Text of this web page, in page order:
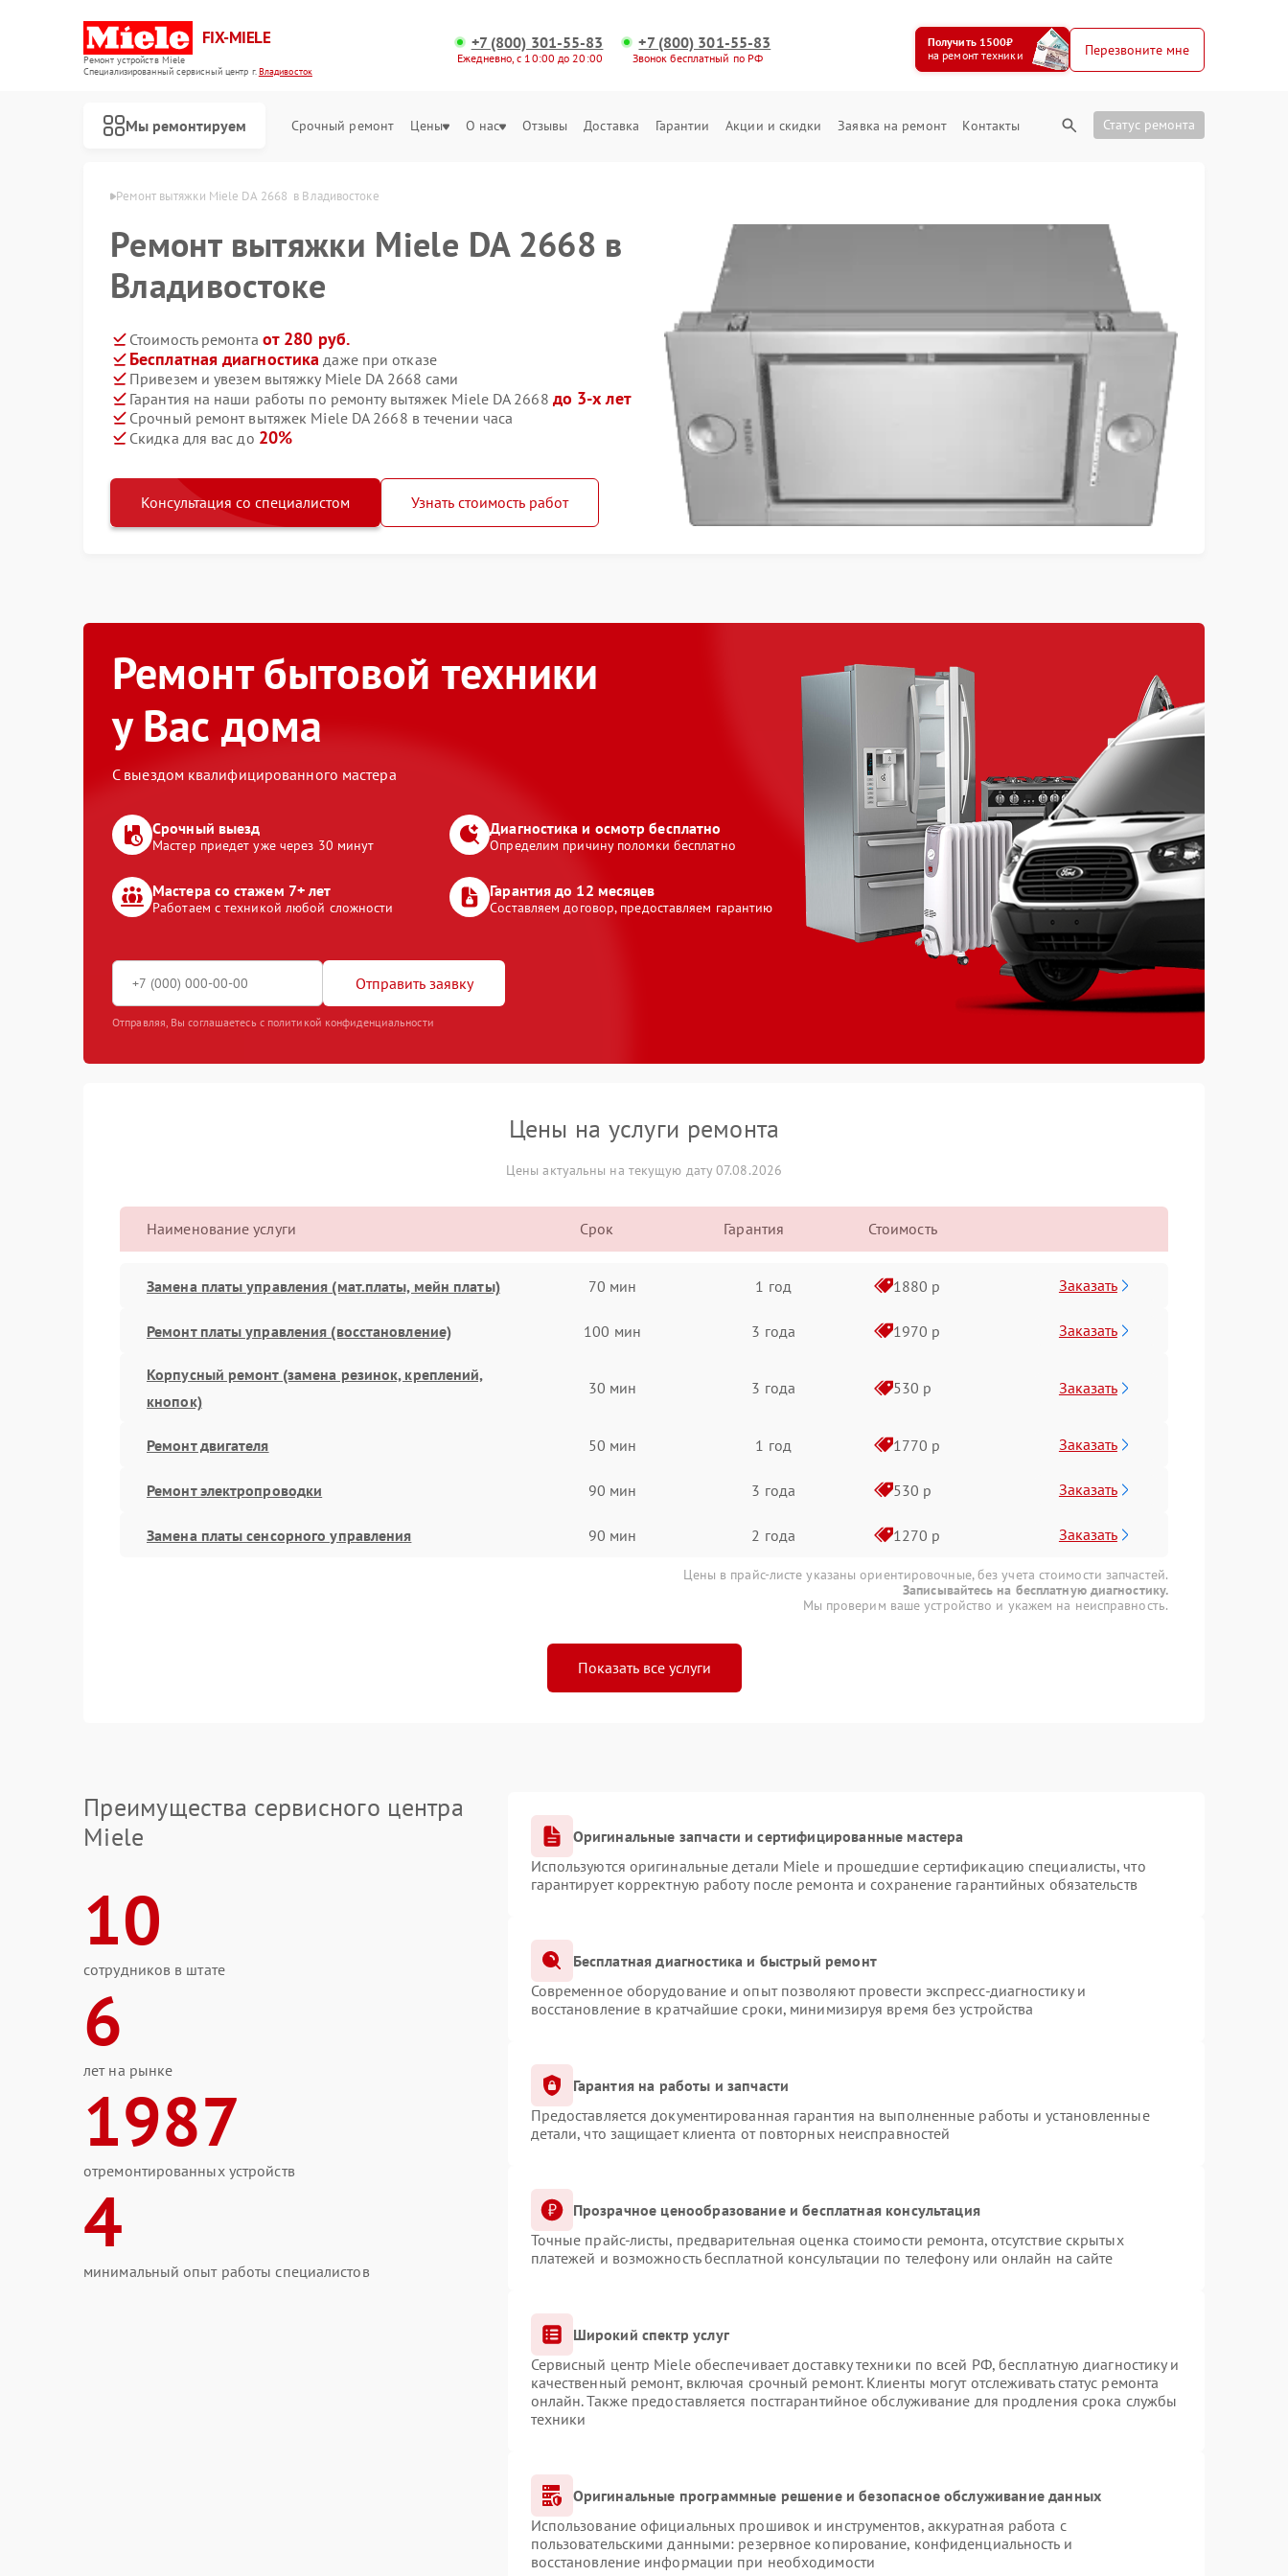
FIX-MIELE
Ремонт устройств Miele
Специализированный cервисный центр г.Владивосток
+7 (800) 301-55-83
Ежедневно, с 10:00 до 20:00
+7 (800) 301-55-83
Звонок бесплатный по РФ
Получить 1500₽
на ремонт техники
Перезвоните мне
Мы ремонтируем Срочный ремонт Цены О нас Отзывы Доставка Гарантии Акции и скидки Заявка на ремонт Контакты Статус ремонта
в Владивостоке Ремонт вытяжки Miele DA 2668  в Владивостоке
Ремонт вытяжки Miele DA 2668 в
Владивостоке
Стоимость ремонта от 280 руб.
Бесплатная диагностика даже при отказе
Привезем и увезем вытяжку Miele DA 2668 сами
Гарантия на наши работы по ремонту вытяжек Miele DA 2668 до 3-х лет
Срочный ремонт вытяжек Miele DA 2668 в течении часа
Скидка для вас до 20%
Консультация со специалистом Узнать стоимость работ
Ремонт бытовой техники
у Вас дома
С выездом квалифицированного мастера
Срочный выезд
Мастер приедет уже через 30 минут
Диагностика и осмотр бесплатно
Определим причину поломки бесплатно
Мастера со стажем 7+ лет
Работаем с техникой любой сложности
Гарантия до 12 месяцев
Составляем договор, предоставляем гарантию
Отправить заявку
Отправляя, Вы соглашаетесь с политикой конфиденциальности
Цены на услуги ремонта
Цены актуальны на текущую дату 07.08.2026
Наименование услуги Срок Гарантия Стоимость
Замена платы управления (мат.платы, мейн платы) 70 мин 1 год 1880 р Заказать
Ремонт платы управления (восстановление) 100 мин 3 года 1970 р Заказать
Корпусный ремонт (замена резинок, креплений,
кнопок)
30 мин 3 года 530 р Заказать
Ремонт двигателя 50 мин 1 год 1770 р Заказать
Ремонт электропроводки 90 мин 3 года 530 р Заказать
Замена платы сенсорного управления 90 мин 2 года 1270 р Заказать
Цены в прайс-листе указаны ориентировочные, без учета стоимости запчастей.
Записывайтесь на бесплатную диагностику.
Мы проверим ваше устройство и укажем на неисправность.
Показать все услуги
Преимущества сервисного центра
Miele
10
сотрудников в штате
6
лет на рынке
1987
отремонтированных устройств
4
минимальный опыт работы специалистов
Оригинальные запчасти и сертифицированные мастера
Используются оригинальные детали Miele и прошедшие сертификацию специалисты, что
гарантирует корректную работу после ремонта и сохранение гарантийных обязательств
Бесплатная диагностика и быстрый ремонт
Современное оборудование и опыт позволяют провести экспресс-диагностику и
восстановление в кратчайшие сроки, минимизируя время без устройства
Гарантия на работы и запчасти
Предоставляется документированная гарантия на выполненные работы и установленные
детали, что защищает клиента от повторных неисправностей
Прозрачное ценообразование и бесплатная консультация
Точные прайс-листы, предварительная оценка стоимости ремонта, отсутствие скрытых
платежей и возможность бесплатной консультации по телефону или онлайн на сайте
Широкий спектр услуг
Сервисный центр Miele обеспечивает доставку техники по всей РФ, бесплатную диагностику и
качественный ремонт, включая срочный ремонт. Клиенты могут отслеживать статус ремонта
онлайн. Также предоставляется постгарантийное обслуживание для продления срока службы
техники
Оригинальные программные решение и безопасное обслуживание данных
Использование официальных прошивок и инструментов, аккуратная работа с
пользовательскими данными: резервное копирование, конфиденциальность и
восстановление информации при необходимости